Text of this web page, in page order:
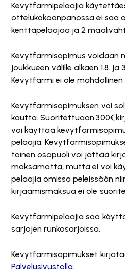
Kevytfarmipelaajia
ottelukokoonpanossa ei saa
kenttäpelaajaa ja 2
Kevytfarmisopimus voidaan
joukkueen välille alkaen 1.8. ja
Kevytfarmi ei ole
Kevytfarmisopimuksen voi
kautta. Suoritettuaan 300€
voi käyttää
pelaajia.
toinen osapuoli voi jättää
maksamatta, mutta ei voi
pelaajia omissa peleissään
kirjaamismaksua ei ole
Kevytfarmipelaajia saa
sarjojen runkosarjoissa.
Kevytfarmisopimukset
Palvelusivustolla.